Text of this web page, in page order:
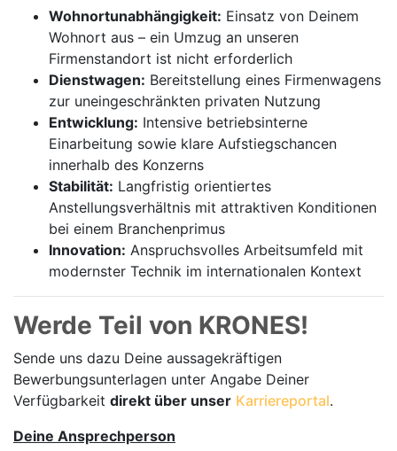
Wohnortunabhängigkeit: Einsatz von Deinem
Wohnort aus – ein Umzug an unseren
Firmenstandort ist nicht erforderlich
Dienstwagen: Bereitstellung eines Firmenwagens
zur uneingeschränkten privaten Nutzung
Entwicklung: Intensive betriebsinterne
Einarbeitung sowie klare Aufstiegschancen
innerhalb des Konzerns
Stabilität: Langfristig orientiertes
Anstellungsverhältnis mit attraktiven Konditionen
bei einem Branchenprimus
Innovation: Anspruchsvolles Arbeitsumfeld mit
modernster Technik im internationalen Kontext
Werde Teil von KRONES!
Sende uns dazu Deine aussage­kräftigen
Bewerbungsunterlagen unter Angabe Deiner
Verfügbarkeit direkt über unser Karriereportal.
Deine Ansprechperson